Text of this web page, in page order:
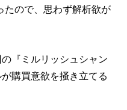
たので、思わず解析欲が
『ミルリッシュシャン
購買意欲を掻き立てる